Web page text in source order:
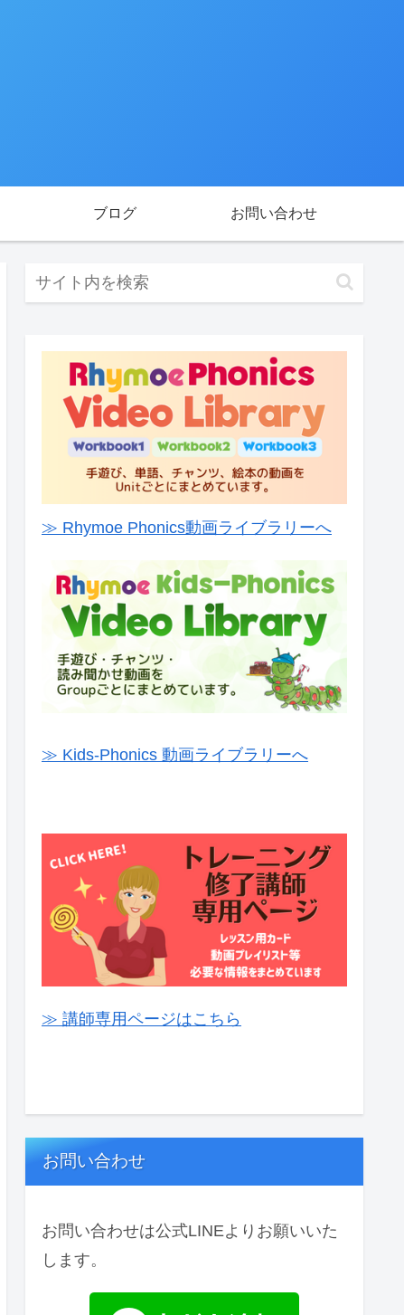
ブログ お問い合わせ
≫ Rhymoe Phonics動画ライブラリーへ
≫ Kids-Phonics 動画ライブラリーへ
≫ 講師専用ページはこちら
お問い合わせ
お問い合わせは公式LINEよりお願いいた
します。